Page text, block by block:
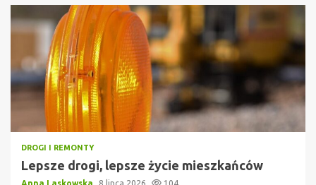
DROGI I REMONTY
Lepsze drogi, lepsze życie mieszkańców